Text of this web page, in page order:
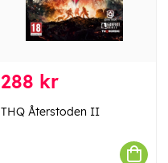
288 kr
THQ Återstoden II